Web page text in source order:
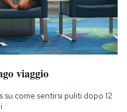
viaggio
su come sentirsi puliti dopo 12